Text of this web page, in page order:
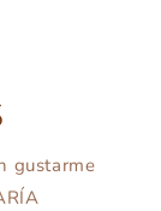
gustarme